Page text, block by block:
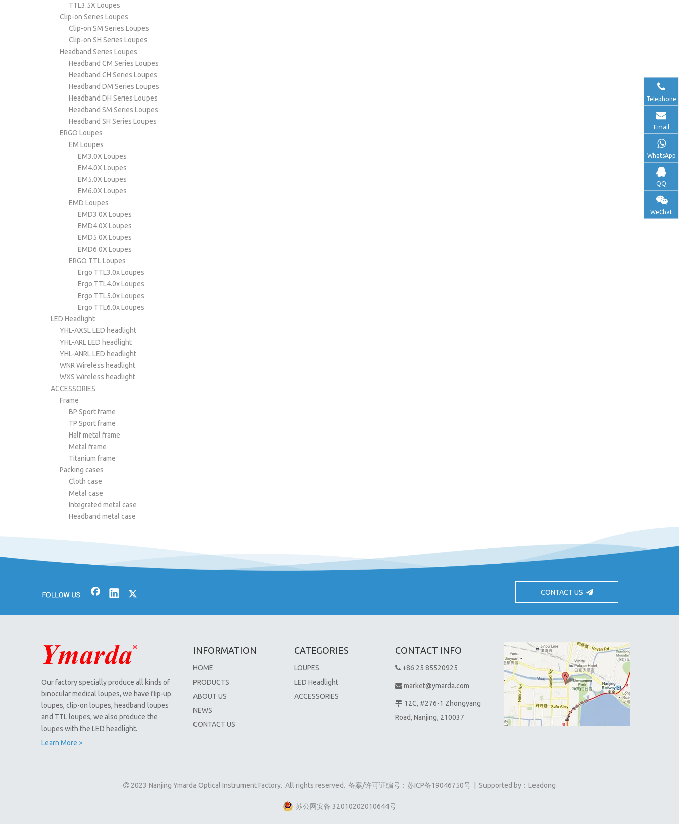
TTL3.5X Loupes
Clip-on Series Loupes
Clip-on SM Series Loupes
Clip-on SH Series Loupes
Headband Series Loupes
Headband CM Series Loupes
Headband CH Series Loupes
Headband DM Series Loupes
Headband DH Series Loupes
Headband SM Series Loupes
Headband SH Series Loupes
ERGO Loupes
EM Loupes
EM3.0X Loupes
EM4.0X Loupes
EM5.0X Loupes
EM6.0X Loupes
EMD Loupes
EMD3.0X Loupes
EMD4.0X Loupes
EMD5.0X Loupes
EMD6.0X Loupes
ERGO TTL Loupes
Ergo TTL3.0x Loupes
Ergo TTL4.0x Loupes
Ergo TTL5.0x Loupes
Ergo TTL6.0x Loupes
LED Headlight
YHL-AXSL LED headlight
YHL-ARL LED headlight
YHL-ANRL LED headlight
WNR Wireless headlight
WXS Wireless headlight
ACCESSORIES
Frame
BP Sport frame
TP Sport frame
Half metal frame
Metal frame
Titanium frame
Packing cases
Cloth case
Metal case
Integrated metal case
Headband metal case
CONTACT US
Our factory specially produce all kinds of
binocular medical loupes, we have flip-up
loupes, clip-on loupes, headband loupes
and TTL loupes, we also produce the
loupes with the LED headlight.
Learn More >
INFORMATION
HOME
PRODUCTS
ABOUT US
NEWS
CONTACT US
CATEGORIES
LOUPES
LED Headlight
ACCESSORIES
CONTACT INFO
 +86 25 85520925
 market@ymarda.com
 12C, #276-1 Zhongyang
Road, Nanjing, 210037
Telephone
Email
WhatsApp
QQ
WeChat
 2023 Nanjing Ymarda Optical Instrument Factory. All rights reserved. 备案/许可证编号： 苏ICP备19046750号 | Supported by： Leadong
苏公网安备 32010202010644号